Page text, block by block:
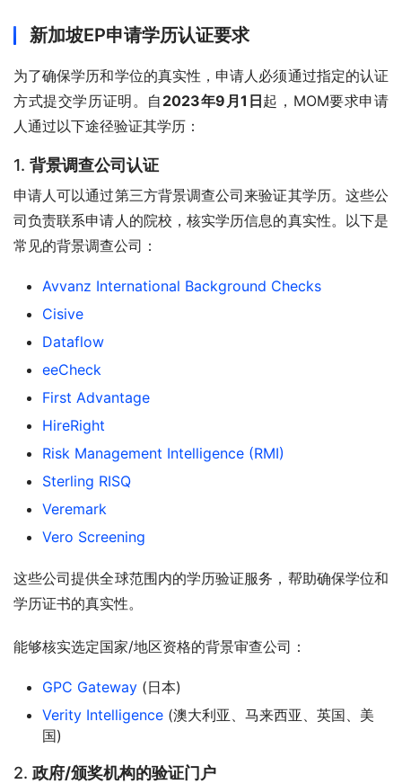
新加坡EP申请学历认证要求
为了确保学历和学位的真实性，申请人必须通过指定的认证
方式提交学历证明。自 2023年9月1日起，MOM要求申请
人通过以下途径验证其学历：
1. 背景调查公司认证
申请人可以通过第三方背景调查公司来验证其学历。这些公
司负责联系申请人的院校，核实学历信息的真实性。以下是
常见的背景调查公司：
Avvanz International Background Checks
Cisive
Dataflow
eeCheck
First Advantage
HireRight
Risk Management Intelligence (RMI)
Sterling RISQ
Veremark
Vero Screening
这些公司提供全球范围内的学历验证服务，帮助确保学位和
学历证书的真实性。
能够核实选定国家/地区资格的背景审查公司：
GPC Gateway (日本)
Verity Intelligence (澳大利亚、马来西亚、英国、美
国)
2. 政府/颁奖机构的验证门户